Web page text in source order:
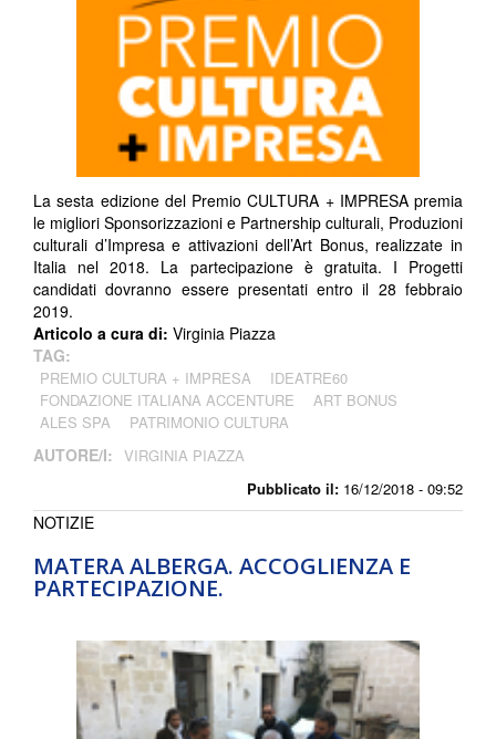
Pubblicato il: 16/12/2018 - 09:52
La sesta edizione del Premio CULTURA + IMPRESA premia
le migliori Sponsorizzazioni e Partnership culturali, Produzioni
culturali d’Impresa e attivazioni dell’Art Bonus, realizzate in
Italia nel 2018. La partecipazione è gratuita. I Progetti
candidati dovranno essere presentati entro il 28 febbraio
2019.
Articolo a cura di: Virginia Piazza
TAG:
PREMIO CULTURA + IMPRESA
IDEATRE60
FONDAZIONE ITALIANA ACCENTURE
ART BONUS
ALES SPA
PATRIMONIO CULTURA
AUTORE/I: VIRGINIA PIAZZA
MATERA ALBERGA. ACCOGLIENZA E
PARTECIPAZIONE.
NOTIZIE